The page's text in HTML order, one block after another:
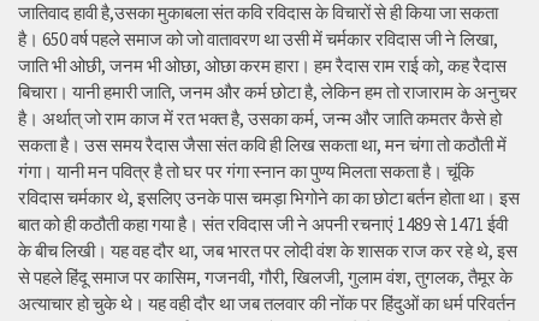
जातिवाद हावी है,उसका मुकाबला संत कवि रविदास के विचारों से ही किया जा सकता
है। 650 वर्ष पहले समाज को जो वातावरण था उसी में चर्मकार रविदास जी ने लिखा,
जाति भी ओछी, जनम भी ओछा, ओछा करम हारा। हम रैदास राम राई को, कह रैदास
बिचारा। यानी हमारी जाति, जनम और कर्म छोटा है, लेकिन हम तो राजाराम के अनुचर
है। अर्थात् जो राम काज में रत भक्त है, उसका कर्म, जन्म और जाति कमतर कैसे हो
सकता है। उस समय रैदास जैसा संत कवि ही लिख सकता था, मन चंगा तो कठौती में
गंगा। यानी मन पवित्र है तो घर पर गंगा स्नान का पुण्य मिलता सकता है। चूंकि
रविदास चर्मकार थे, इसलिए उनके पास चमड़ा भिगोने का का छोटा बर्तन होता था। इस
बात को ही कठौती कहा गया है। संत रविदास जी ने अपनी रचनाएं 1489 से 1471 ईवी
के बीच लिखी। यह वह दौर था, जब भारत पर लोदी वंश के शासक राज कर रहे थे, इस
से पहले हिंदू समाज पर कासिम, गजनवी, गौरी, खिलजी, गुलाम वंश, तुगलक, तैमूर के
अत्याचार हो चुके थे। यह वही दौर था जब तलवार की नोंक पर हिंदुओं का धर्म परिवर्तन